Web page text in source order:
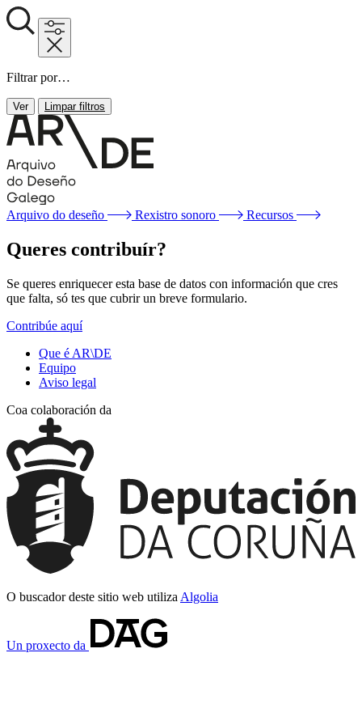
Filtrar por…
Ver Limpar filtros
Arquivo do deseño Rexistro sonoro Recursos
Queres contribuír?
Se queres enriquecer esta base de datos con información que cres
que falta, só tes que cubrir un breve formulario.
Contribúe aquí
Que é AR\DE
Equipo
Aviso legal
Coa colaboración da
O buscador deste sitio web utiliza Algolia
Un proxecto da